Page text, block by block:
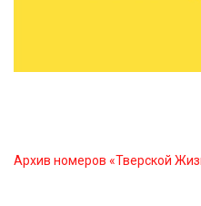
Архив номеров «Тверской